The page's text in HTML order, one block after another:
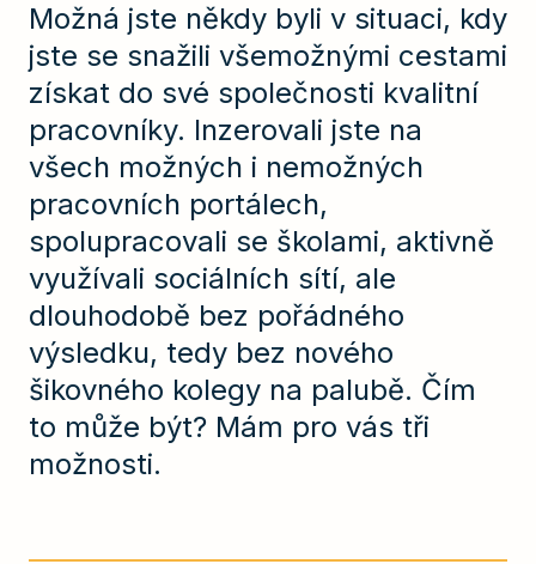
Možná jste někdy byli v situaci, kdy
jste se snažili všemožnými cestami
získat do své společnosti kvalitní
pracovníky. Inzerovali jste na
všech možných i nemožných
pracovních portálech,
spolupracovali se školami, aktivně
využívali sociálních sítí, ale
dlouhodobě bez pořádného
výsledku, tedy bez nového
šikovného kolegy na palubě. Čím
to může být? Mám pro vás tři
možnosti.